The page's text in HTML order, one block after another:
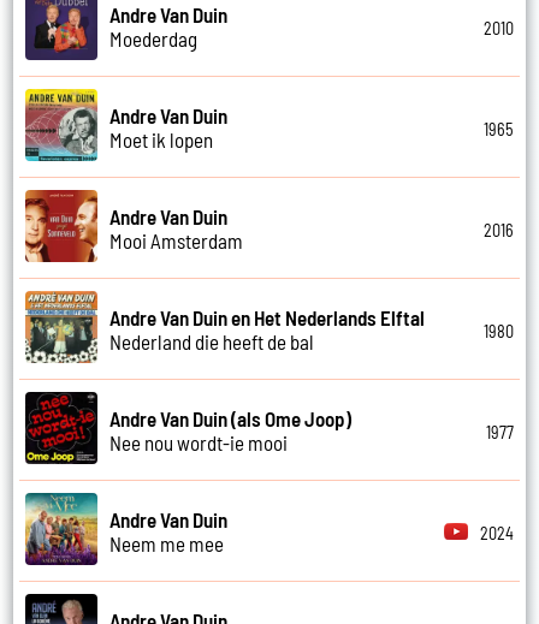
Andre Van Duin
Moederdag
2010
Andre Van Duin
Moet ik lopen
1965
Andre Van Duin
Mooi Amsterdam
2016
Andre Van Duin en Het Nederlands Elftal
Nederland die heeft de bal
1980
Andre Van Duin (als Ome Joop)
Nee nou wordt-ie mooi
1977
Andre Van Duin
Neem me mee
2024